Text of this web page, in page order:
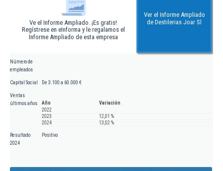
Ve el Informe Ampliado. ¡Es gratis!
Regístrese en eInforma y le regalamos el
Informe Ampliado de esta empresa
Ver el Informe Ampliado
de Destilerias Joar Sl
Número de
empleados
Capital Social De 3.100 a 60.000 €
Ventas
últimos años
Año
Variación
2022
2023
12,01 %
2024
13,02 %
Resultado
2024
Positivo